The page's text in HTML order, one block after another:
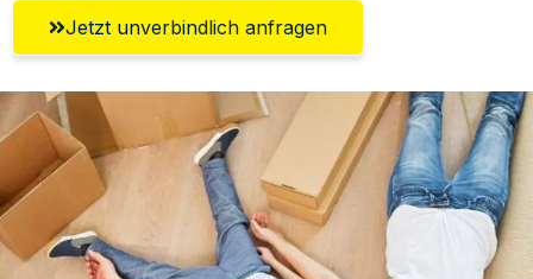
Jetzt unverbindlich anfragen